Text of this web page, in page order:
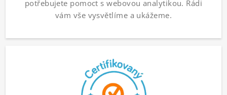
potřebujete pomoct s webovou analytikou. Rádi
vám vše vysvětlíme a ukážeme.